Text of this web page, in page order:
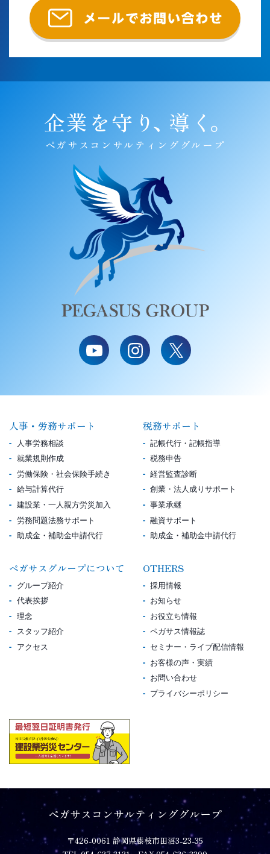
企業を守り、導く。
ペガサスコンサルティンググループ
人事・労務サポート
人事労務相談
就業規則作成
労働保険・社会保険手続き
給与計算代行
建設業・一人親方労災加入
労務問題法務サポート
助成金・補助金申請代行
税務サポート
記帳代行・記帳指導
税務申告
経営監査診断
創業・法人成りサポート
事業承継
融資サポート
助成金・補助金申請代行
ペガサスグループについて
グループ紹介
代表挨拶
理念
スタッフ紹介
アクセス
OTHERS
採用情報
お知らせ
お役立ち情報
ペガサス情報誌
セミナー・ライブ配信情報
お客様の声・実績
お問い合わせ
プライバシーポリシー
ペガサスコンサルティンググループ
〒426-0061 静岡県藤枝市田沼3-23-35